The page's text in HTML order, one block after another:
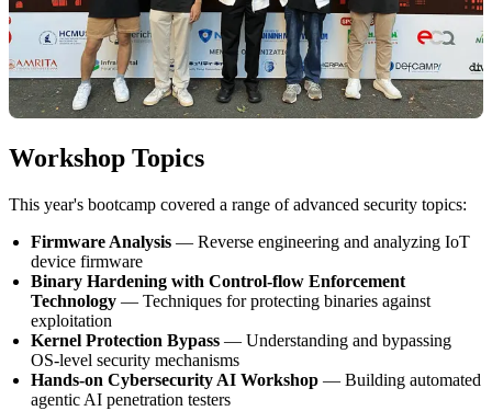
Workshop Topics
This year's bootcamp covered a range of advanced security topics:
Firmware Analysis — Reverse engineering and analyzing IoT
device firmware
Binary Hardening with Control-flow Enforcement
Technology — Techniques for protecting binaries against
exploitation
Kernel Protection Bypass — Understanding and bypassing
OS-level security mechanisms
Hands-on Cybersecurity AI Workshop — Building automated
agentic AI penetration testers